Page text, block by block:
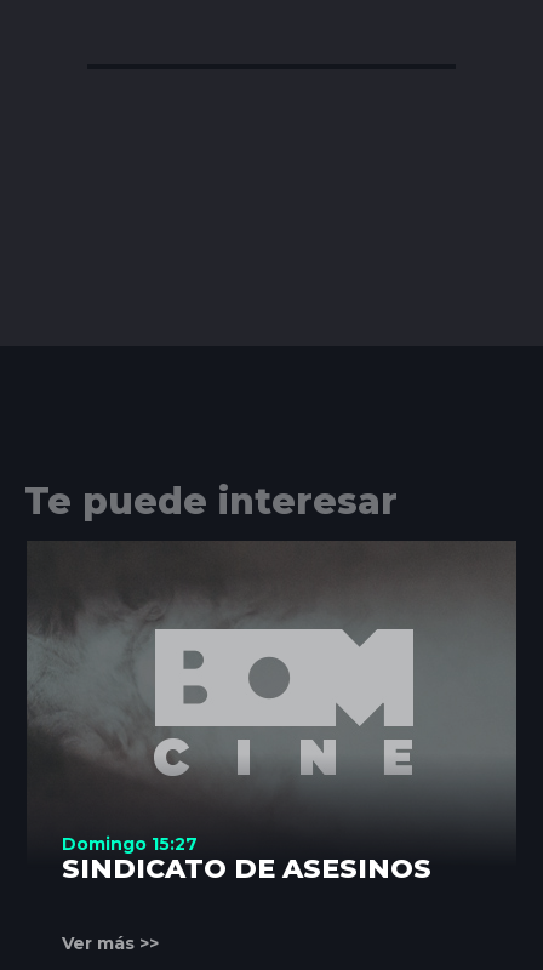
Te puede interesar
Domingo 15:27
SINDICATO DE ASESINOS
Ver más >>